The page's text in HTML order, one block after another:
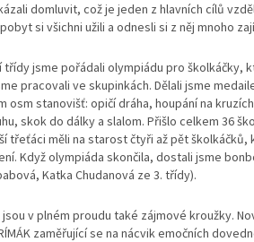
domluvit, což je jeden z hlavních cílů
si všichni užili a odnesli si z něj mnoho
jsme pořádali olympiádu pro školkáčky,
pracovali ve skupinkách. Dělali jsme
osm stanovišť: opičí dráha, houpání na
skok do dálky a slalom. Přišlo celkem 36
třeťáci měli na starost čtyři až pět
Když olympiáda skončila, dostali jsme
Katka Chudanová ze 3. třídy).
jsou v plném proudu také zájmové kroužky.
zaměřující se na nácvik emočních